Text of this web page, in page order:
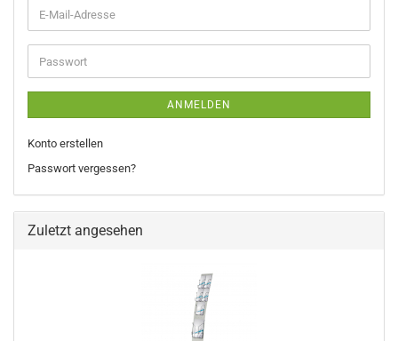
E-
Mail-
Adresse
Passwort
ANMELDEN
Konto erstellen
Passwort vergessen?
Zuletzt angesehen